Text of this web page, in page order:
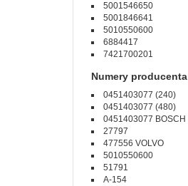
5001546650
5001846641
5010550600
6884417
7421700201
Numery producenta
0451403077 (240)
0451403077 (480)
0451403077 BOSCH
27797
477556 VOLVO
5010550600
51791
A-154